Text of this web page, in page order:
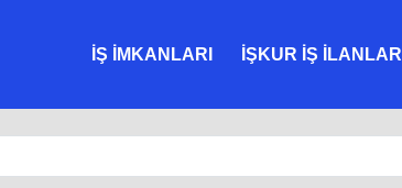
İŞ İMKANLARI İŞKUR İŞ İLANLARI